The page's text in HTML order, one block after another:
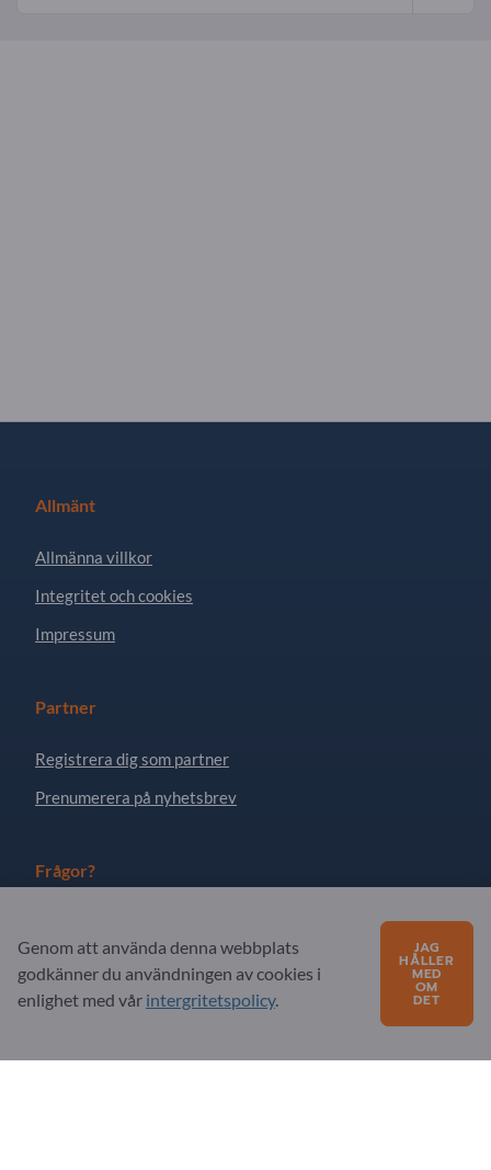
Allmänt
Allmänna villkor
Integritet och cookies
Impressum
Partner
Registrera dig som partner
Prenumerera på nyhetsbrev
Frågor?
Vårt tjänsteutbud
Om oss
Genom att använda denna webbplats
godkänner du användningen av cookies i
enlighet med vår intergritetspolicy.
JAG
HÅLLER
MED
OM
DET